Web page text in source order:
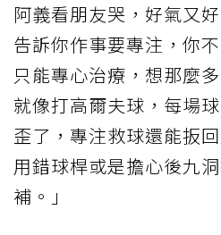
阿義看朋友哭，好氣又
告訴你作事要專注，你
只能專心治療，想那麼
就像打高爾夫球，每場
歪了，專注救球還能扳
用錯球桿或是擔心後九
補。」